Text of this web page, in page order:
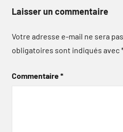
Laisser un commentaire
Votre adresse e-mail ne sera
obligatoires sont indiqués avec
Commentaire*